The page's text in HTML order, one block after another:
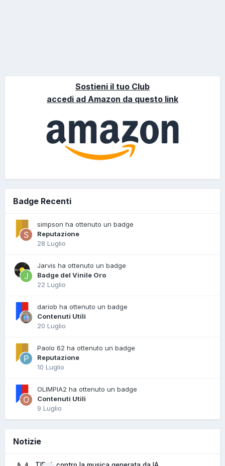
Sostieni il tuo Club
accedi ad Amazon da questo link
Badge Recenti
simpson ha ottenuto un badge
Reputazione
28 Luglio
Jarvis ha ottenuto un badge
Badge del Vinile Oro
22 Luglio
dariob ha ottenuto un badge
Contenuti Utili
20 Luglio
Paolo 62 ha ottenuto un badge
Reputazione
10 Luglio
OLIMPIA2 ha ottenuto un badge
Contenuti Utili
9 Luglio
Notizie